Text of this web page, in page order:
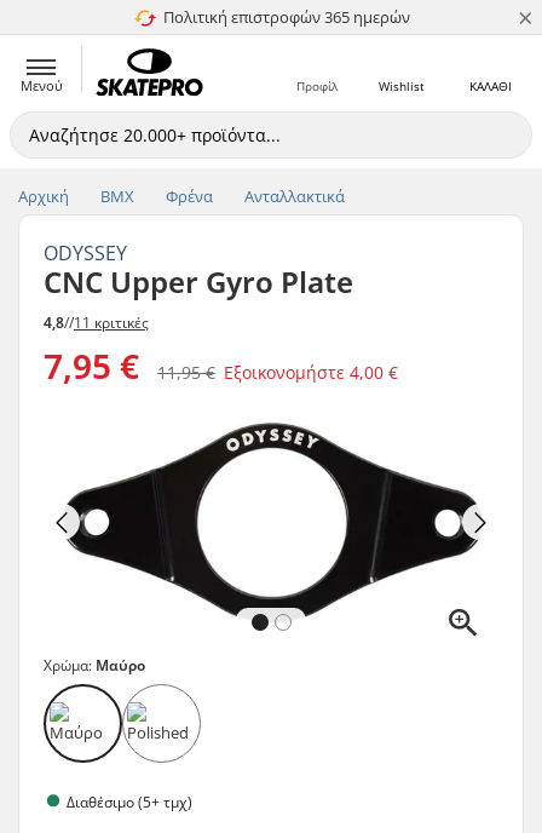
Πολιτική επιστροφών 365 ημερών
4.8 στα 5 ×
Μενού ΚΑΛΑΘΙ
Wishlist
Προφίλ
Αρχική BMX Φρένα Ανταλλακτικά
ODYSSEY
CNC Upper Gyro Plate
4,8//11 κριτικές
7,95 € 11,95 € Εξοικονομήστε 4,00 €
Χρώμα: Μαύρο
Διαθέσιμο (5+ τμχ)